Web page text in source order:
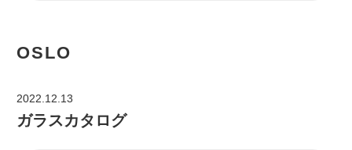
OSLO
2022.12.13
ガラスカタログ